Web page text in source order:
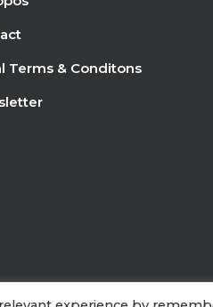
Terms & Conditons